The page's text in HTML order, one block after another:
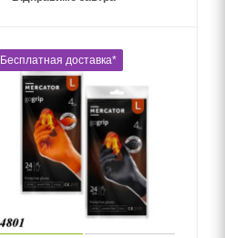
Бесплатная доставка*